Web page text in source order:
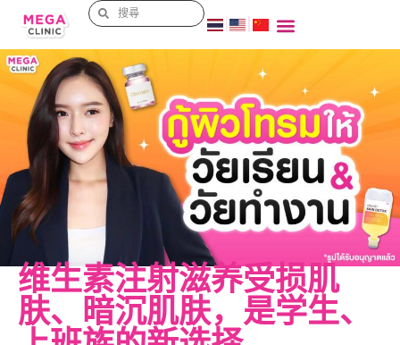
维生素注射滋养受损肌
肤、暗沉肌肤，是学生、